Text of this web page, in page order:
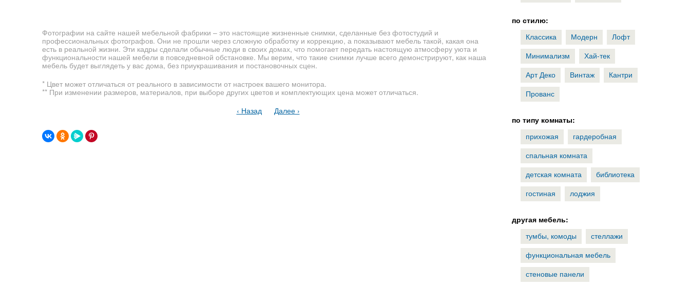
Фотографии на сайте нашей мебельной фабрики – это настоящие жизненные снимки, сделанные без фотостудий и
профессиональных фотографов. Они не прошли через сложную обработку и коррекцию, а показывают мебель такой, какая она
есть в реальной жизни. Эти кадры сделали обычные люди в своих домах, что помогает передать настоящую атмосферу уюта и
функциональности нашей мебели в повседневной обстановке. Мы верим, что такие снимки лучше всего демонстрируют, как наша
мебель будет выглядеть у вас дома, без приукрашивания и постановочных сцен.
* Цвет может отличаться от реального в зависимости от настроек вашего монитора.
** При изменении размеров, материалов, при выборе других цветов и комплектующих цена может отличаться.
‹ Назад
Далее ›
по стилю:
Классика
Модерн
Лофт
Минимализм
Хай-тек
Арт Деко
Винтаж
Кантри
Прованс
по типу комнаты:
прихожая
гардеробная
спальная комната
детская комната
библиотека
гостиная
лоджия
другая мебель:
тумбы, комоды
стеллажи
функциональная мебель
стеновые панели